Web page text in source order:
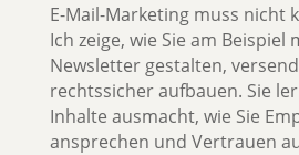
E-Mail-Marketing muss nicht
Ich zeige, wie Sie am Beispiel
Newsletter gestalten,
rechtssicher aufbauen. Sie
Inhalte ausmacht, wie Sie
ansprechen und Vertrauen